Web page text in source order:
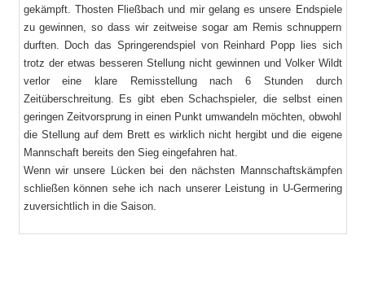
gekämpft. Thosten Fließbach und mir gelang es unsere Endspiele
zu gewinnen, so dass wir zeitweise sogar am Remis schnuppern
durften. Doch das Springerendspiel von Reinhard Popp lies sich
trotz der etwas besseren Stellung nicht gewinnen und Volker Wildt
verlor eine klare Remisstellung nach 6 Stunden durch
Zeitüberschreitung. Es gibt eben Schachspieler, die selbst einen
geringen Zeitvorsprung in einen Punkt umwandeln möchten, obwohl
die Stellung auf dem Brett es wirklich nicht hergibt und die eigene
Mannschaft bereits den Sieg eingefahren hat.
Wenn wir unsere Lücken bei den nächsten Mannschaftskämpfen
schließen können sehe ich nach unserer Leistung in U-Germering
zuversichtlich in die Saison.